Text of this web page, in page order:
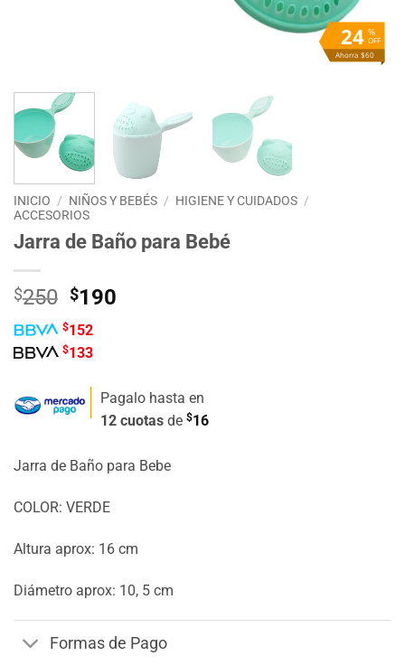
%
OFF
24
Ahorra $60
INICIO / NIÑOS Y BEBÉS / HIGIENE Y CUIDADOS /
ACCESORIOS
Jarra de Baño para Bebé
$250 El
precio
original
era:
$250.
$190
$152
$133
Pagalo hasta en
12 cuotas de $16
Jarra de Baño para Bebe
COLOR: VERDE
Altura aprox: 16 cm
Diámetro aprox: 10, 5 cm
Formas de Pago